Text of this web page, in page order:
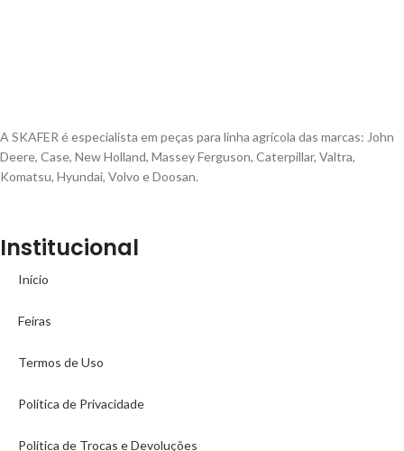
A SKAFER é especialista em peças para linha agrícola das marcas: John
Deere, Case, New Holland, Massey Ferguson, Caterpillar, Valtra,
Komatsu, Hyundai, Volvo e Doosan.
Institucional
Início
Feiras
Termos de Uso
Política de Privacidade
Política de Trocas e Devoluções